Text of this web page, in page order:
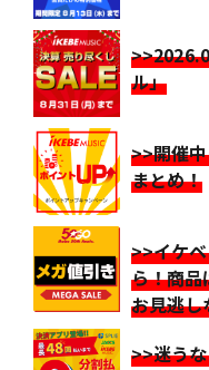
ル」
>>開催
まとめ！
>>イケ
ら！商品
お見逃し
>>迷う